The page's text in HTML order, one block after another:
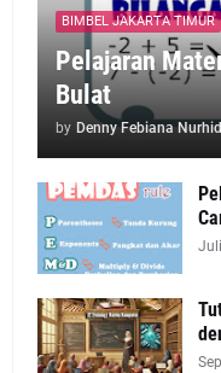
BIMBEL JAKARTA TIMUR
Pelajaran
Bulat
by Denny Febiana